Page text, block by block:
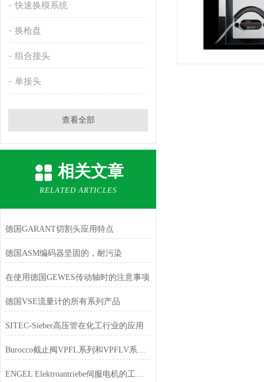
快速换模系统
换枪盘
组合接头
单接头
查看全部
相关文章
RELATED ARTICLES
德国GARANT切割头应用特点
德国ASM编码器坚固的，耐污染
在使用德国GEWES传动轴时的注意事项
德国VSE流量计的所有系列产品
SITEC-Sieber高压管在化工行业的应用
Burocco截止阀VPFL系列和VPFLV系列不同
ENGEL Elektroantriebe伺服电机的工作原理